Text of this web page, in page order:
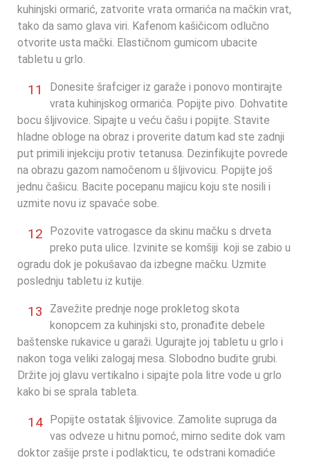
kuhinjski ormarić, zatvorite vrata ormarića na mačkin vrat,
tako da samo glava viri. Kafenom kašičicom odlučno
otvorite usta mački. Elastičnom gumicom ubacite
tabletu u grlo.
11
Donesite šrafciger iz garaže i ponovo montirajte
vrata kuhinjskog ormarića. Popijte pivo. Dohvatite
bocu šljivovice. Sipajte u veću čašu i popijte. Stavite
hladne obloge na obraz i proverite datum kad ste zadnji
put primili injekciju protiv tetanusa. Dezinfikujte povrede
na obrazu gazom namočenom u šljivovicu. Popijte još
jednu čašicu. Bacite pocepanu majicu koju ste nosili i
uzmite novu iz spavaće sobe.
12
Pozovite vatrogasce da skinu mačku s drveta
preko puta ulice. Izvinite se komšiji koji se zabio u
ogradu dok je pokušavao da izbegne mačku. Uzmite
poslednju tabletu iz kutije.
13
Zavežite prednje noge prokletog skota
konopcem za kuhinjski sto, pronađite debele
baštenske rukavice u garaži. Ugurajte joj tabletu u grlo i
nakon toga veliki zalogaj mesa. Slobodno budite grubi.
Držite joj glavu vertikalno i sipajte pola litre vode u grlo
kako bi se sprala tableta.
14 Popijte ostatak šljivovice. Zamolite supruga da
vas odveze u hitnu pomoć, mirno sedite dok vam
doktor zašije prste i podlakticu, te odstrani komadiće